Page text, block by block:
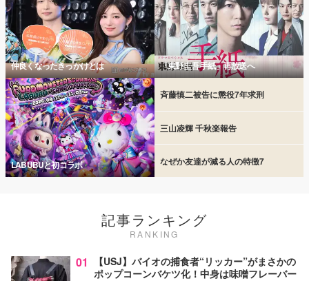
仲良くなったきっかけとは 「東野圭吾 手紙」再放送へ
LABUBUと初コラボ
斉藤慎二被告に懲役7年求刑
三山凌輝 千秋楽報告
なぜか友達が減る人の特徴7
記事ランキング
RANKING
01
【USJ】バイオの捕食者“リッカー”がまさかの
ポップコーンバケツ化！中身は味噌フレーバー